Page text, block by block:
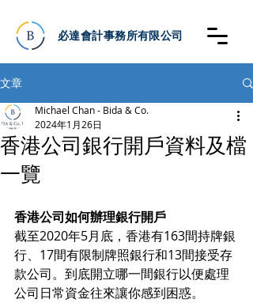
必達會計事務所有限公司
文章
香港公司銀行開戶資料及檔
一覽
Michael Chan - Bida & Co.
2024年1月26日
香港公司如何辦理銀行開戶
截至2020年5月底，香港有163間持牌銀
行、17間有限制牌照銀行和13間接受存
款公司。到底開立哪一間銀行以便處理
公司日常資金往來讓你感到困惑。